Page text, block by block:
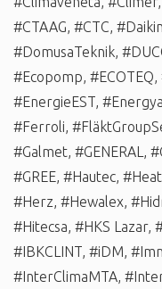
#CTAAG, #CTC, #Daikin
#DomusaTeknik,
#Ecopomp, #ECOTEQ,
#EnergieEST,
#Ferroli,
#Galmet, #GENERAL ,
#GREE, #Hautec,
#Herz, #Hewalex,
#Hitecsa, #HKS Lazar,
#IBKCLINT, #iDM,
#InterClimaMTA,